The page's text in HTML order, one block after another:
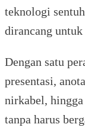
teknologi
dirancang
Dengan satu
presentasi,
nirkabel,
tanpa harus